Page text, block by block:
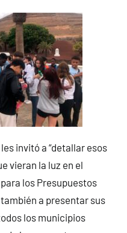
invitó a “detallar esos
vieran la luz en el
los Presupuestos
a presentar sus
los municipios